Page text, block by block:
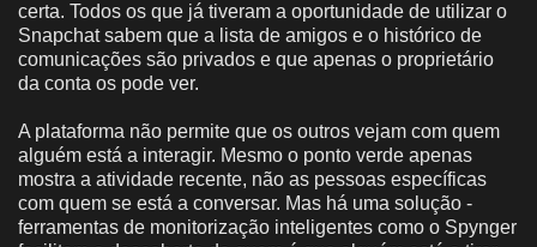
certa. Todos os que já tiveram a oportunidade de utilizar o
Snapchat sabem que a lista de amigos e o histórico de
comunicações são privados e que apenas o proprietário
da conta os pode ver.
A plataforma não permite que os outros vejam com quem
alguém está a interagir. Mesmo o ponto verde apenas
mostra a atividade recente, não as pessoas específicas
com quem se está a conversar. Mas há uma solução -
ferramentas de monitorização inteligentes como o Spynger